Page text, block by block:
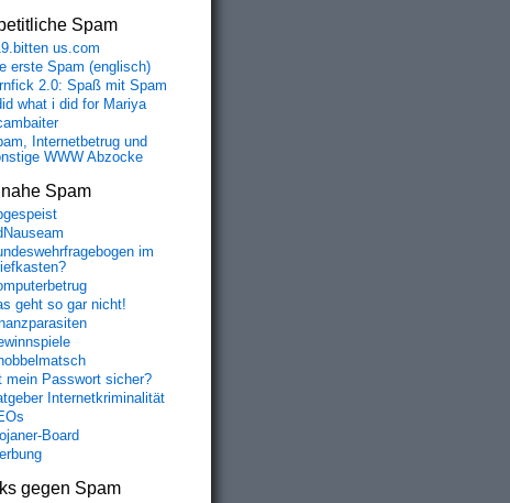
Spam
us.com
erste Spam (englisch)
2.0: Spaß mit Spam
what i did for Mariya
Internetbetrug und
WWW Abzocke
Spam
im
geht so gar nicht!
mein Passwort sicher?
Internetkriminalität
Board
gegen Spam